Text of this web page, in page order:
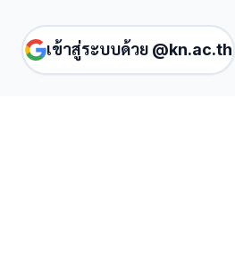
เข้าสู่ระบบด้วย @kn.ac.th